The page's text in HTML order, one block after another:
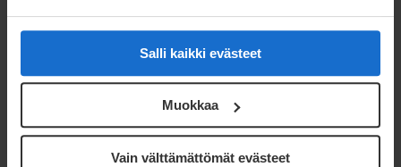
Salli kaikki evästeet
Muokkaa
Vain välttämättömät evästeet
Tråddiameter enligt DIN-EN 10270: 2,8–8 mm
Matningshastighet max. 70 m/min
Tillbakaböjningsspelrum max. 320 mm
Slag, horisontellt bord (tillval) +/- 100 mm
Slag, vertikalt bord +55 / -175 mm
Slag, slid 200 mm